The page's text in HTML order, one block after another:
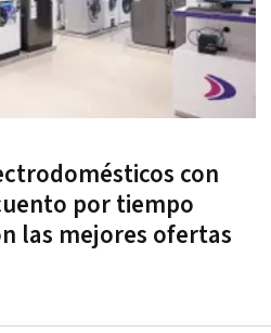
con
por tiempo
las mejores ofertas